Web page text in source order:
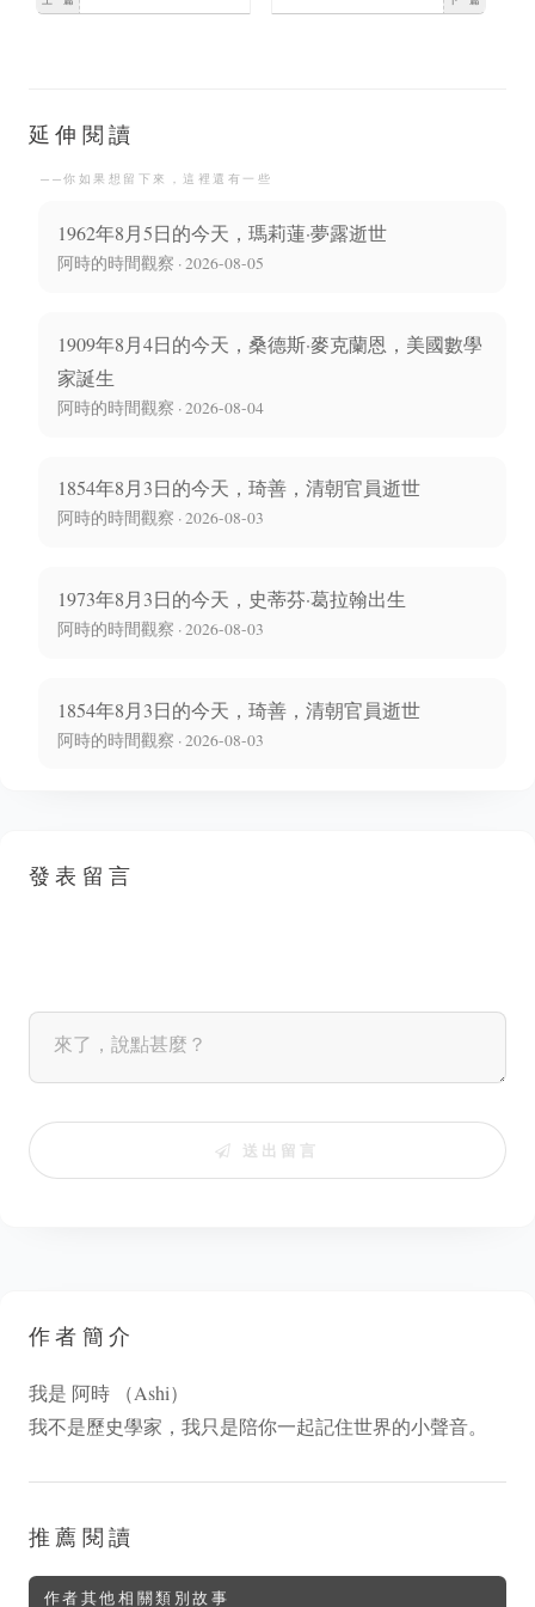
延伸閱讀
──你如果想留下來，這裡還有一些
1962年8月5日的今天，瑪莉蓮·夢露逝世
阿時的時間觀察 · 2026-08-05
1909年8月4日的今天，桑德斯·麥克蘭恩，美國數學
家誕生
阿時的時間觀察 · 2026-08-04
1854年8月3日的今天，琦善，清朝官員逝世
阿時的時間觀察 · 2026-08-03
1973年8月3日的今天，史蒂芬·葛拉翰出生
阿時的時間觀察 · 2026-08-03
1854年8月3日的今天，琦善，清朝官員逝世
阿時的時間觀察 · 2026-08-03
發表留言
送出留言
作者簡介
我是 阿時 （Ashi）
我不是歷史學家，我只是陪你一起記住世界的小聲音。
推薦閱讀
作者其他相關類別故事